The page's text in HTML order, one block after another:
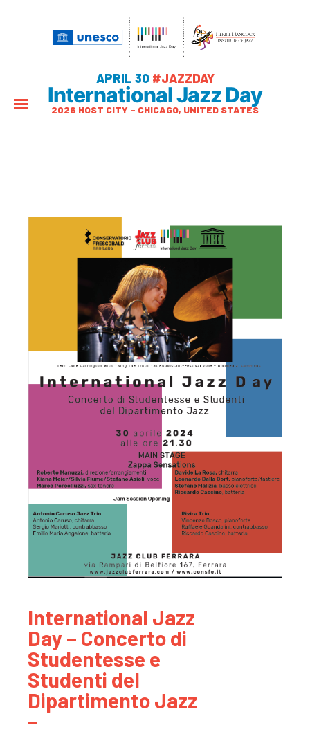
APRIL 30 #JAZZDAY
International Jazz Day
2026 HOST CITY – CHICAGO, UNITED STATES
International Jazz
Day – Concerto di
Studentesse e
Studenti del
Dipartimento Jazz
–